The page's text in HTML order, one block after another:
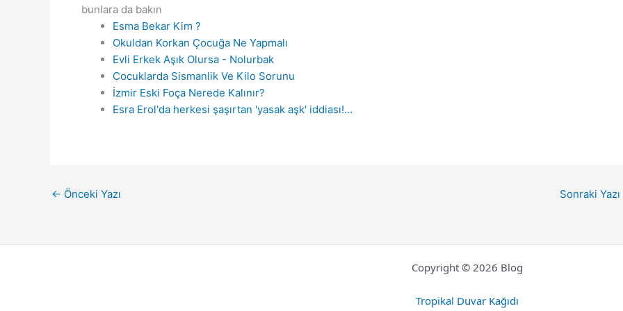
bunlara da bakın
Esma Bekar Kim ?
Okuldan Korkan Çocuğa Ne Yapmalı
Evli Erkek Aşık Olursa - Nolurbak
Cocuklarda Sismanlik Ve Kilo Sorunu
İzmir Eski Foça Nerede Kalınır?
Esra Erol'da herkesi şaşırtan 'yasak aşk' iddiası!…
← Önceki Yazı Sonraki Yazı
Copyright © 2026 Blog
Tropikal Duvar Kağıdı